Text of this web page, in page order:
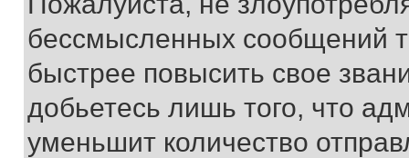
бессмысленных сообщений
быстрее повысить свое
добьетесь лишь того, что
уменьшит количество